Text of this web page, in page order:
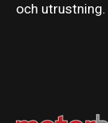
och